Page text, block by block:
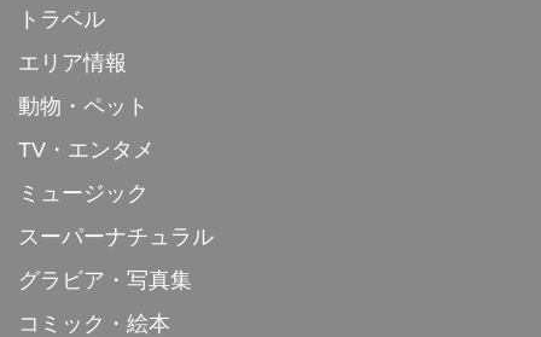
トラベル
エリア情報
動物・ペット
TV・エンタメ
ミュージック
スーパーナチュラル
グラビア・写真集
コミック・絵本